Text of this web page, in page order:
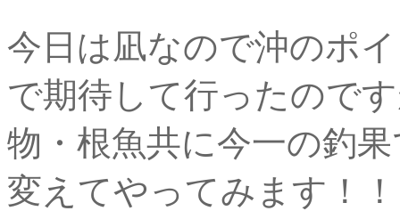
今日は凪なので沖のポ
で期待して行ったので
物・根魚共に今一の釣
変えてやってみます！！